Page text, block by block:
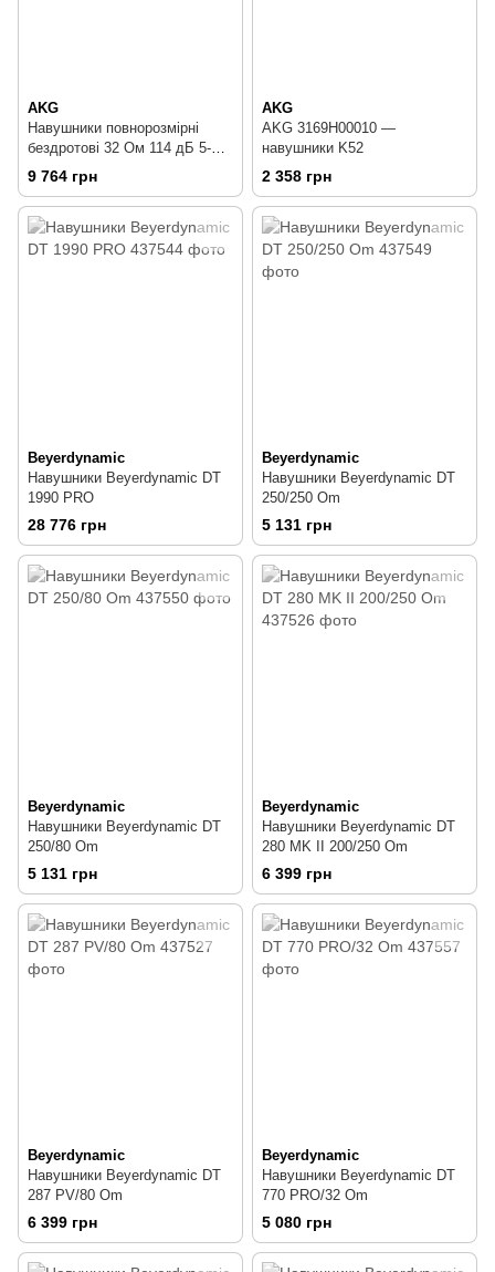
AKG
Навушники повнорозмірні
бездротові 32 Ом 114 дБ 5-
40000 Гц AKG K371BT
9 764 грн
AKG
AKG 3169H00010 —
навушники K52
2 358 грн
Beyerdynamic
Навушники Beyerdynamic DT
1990 PRO
28 776 грн
Beyerdynamic
Навушники Beyerdynamic DT
250/250 Om
5 131 грн
Beyerdynamic
Навушники Beyerdynamic DT
250/80 Om
5 131 грн
Beyerdynamic
Навушники Beyerdynamic DT
280 MK II 200/250 Om
6 399 грн
Beyerdynamic
Навушники Beyerdynamic DT
287 PV/80 Om
6 399 грн
Beyerdynamic
Навушники Beyerdynamic DT
770 PRO/32 Om
5 080 грн